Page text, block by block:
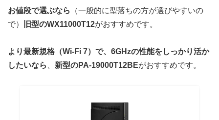
お値段で選ぶなら
（一般的に型落ちの方が選びやすいの
で）
旧型のWX11000T12がおすすめです。
より最新規格（Wi-Fi 7）で、6GHzの性能をしっかり活か
したいなら
新型のPA-19000T12BEがおすすめです。